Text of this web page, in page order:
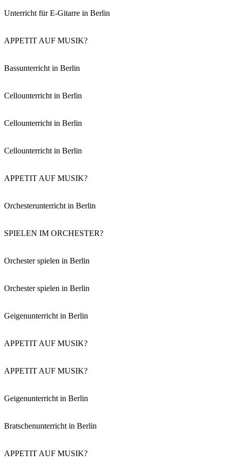
Unterricht für E-Gitarre in Berlin
APPETIT AUF MUSIK?
Bassunterricht in Berlin
Cellounterricht in Berlin
Cellounterricht in Berlin
Cellounterricht in Berlin
APPETIT AUF MUSIK?
Orchesterunterricht in Berlin
SPIELEN IM ORCHESTER?
Orchester spielen in Berlin
Orchester spielen in Berlin
Geigenunterricht in Berlin
APPETIT AUF MUSIK?
APPETIT AUF MUSIK?
Geigenunterricht in Berlin
Bratschenunterricht in Berlin
APPETIT AUF MUSIK?